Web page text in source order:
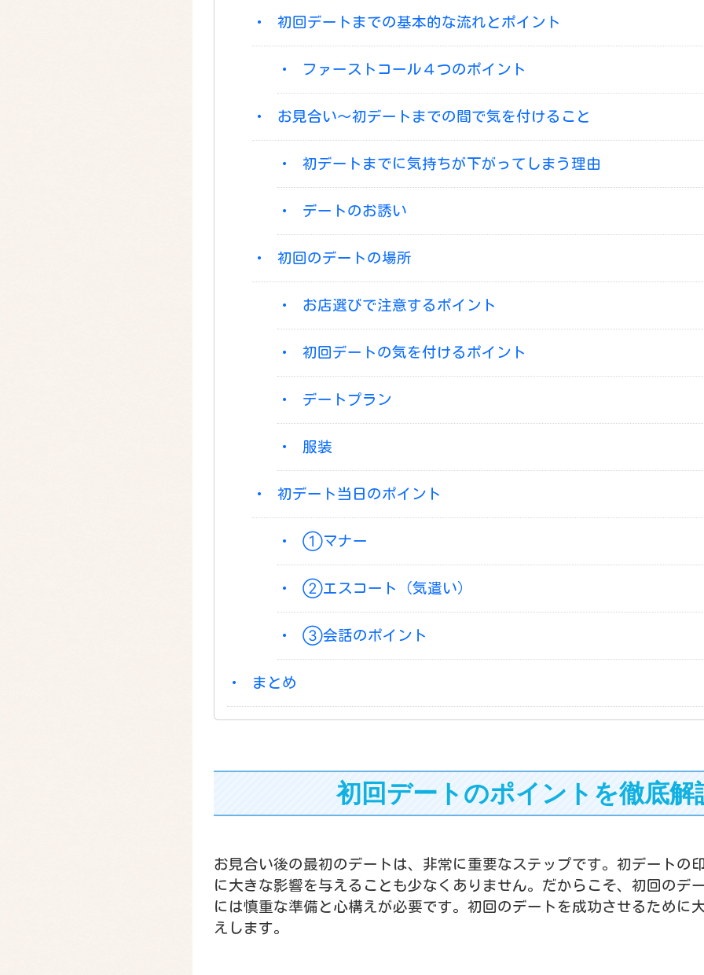
初回デートまでの基本的な流れとポイント
ファーストコール４つのポイント
お見合い～初デートまでの間で気を付けること
初デートまでに気持ちが下がってしまう理由
デートのお誘い
初回のデートの場所
お店選びで注意するポイント
初回デートの気を付けるポイント
デートプラン
服装
初デート当日のポイント
①マナー
②エスコート（気遣い）
③会話のポイント
まとめ
初回デートのポイントを徹底解
お見合い後の最初のデートは、非常に重要なステップです。初デートの
に大きな影響を与えることも少なくありません。だからこそ、初回のデ
には慎重な準備と心構えが必要です。初回のデートを成功させるために
えします。